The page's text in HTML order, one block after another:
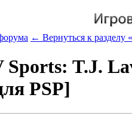
← Вернуться к разделу
Sports: T.J.
PSP]